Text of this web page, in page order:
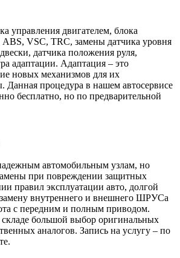
управления двигателем, блока
VSC, TRC, замены датчика уровня
датчика положения руля,
адаптации. Адаптация – это
новых механизмов для их
Данная процедура в нашем автосервисе
бесплатно, но по предварительной
автомобильным узлам, но
при повреждении защитных
правил эксплуатации авто, долгой
внутреннего и внешнего ШРУСа
с передним и полным приводом.
большой выбор оригинальных
аналогов. Запись на услугу – по